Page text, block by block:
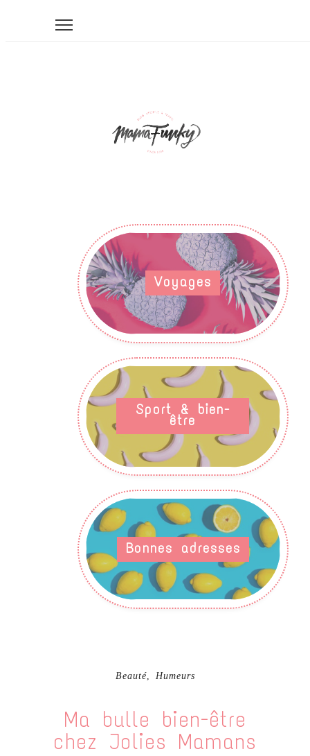
Voyages
Sport & bien-
être
Bonnes adresses
Beauté, Humeurs
Ma bulle bien-être
chez Jolies Mamans